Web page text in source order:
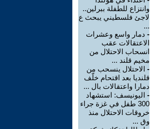
وانتزاع للطفلة ببرلين..
لاجئ فلسطيني يبحث ع
...
- دمار واسع وعشرات
الاعتقالات عقب
انسحاب الاحتلال من
مخيم قلند ...
- الاحتلال ينسحب من
قلنديا بعد اقتحام خلّف
دمارا واعتقالات بال ...
- اليونيسف: استشهاد
300 طفل في غزة جراء
خروقات الاحتلال منذ
وق ...